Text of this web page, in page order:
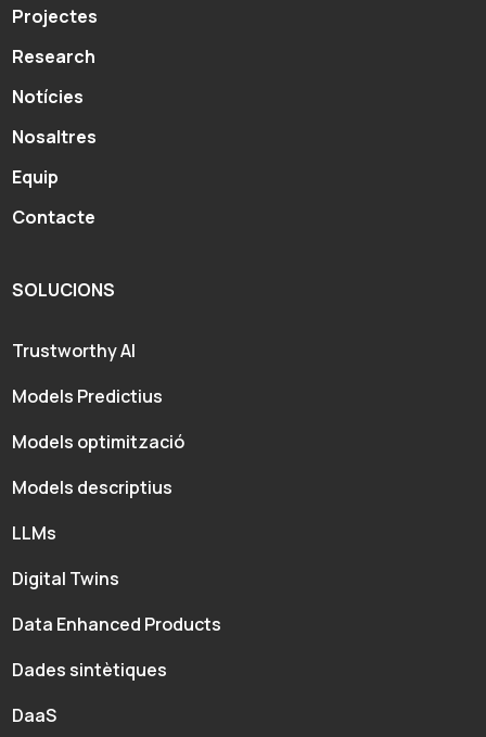
Projectes
Research
Notícies
Nosaltres
Equip
Contacte
SOLUCIONS
Trustworthy AI
Models Predictius
Models optimització
Models descriptius
LLMs
Digital Twins
Data Enhanced Products
Dades sintètiques
DaaS